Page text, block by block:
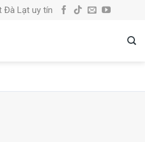
Đà Lạt uy tín